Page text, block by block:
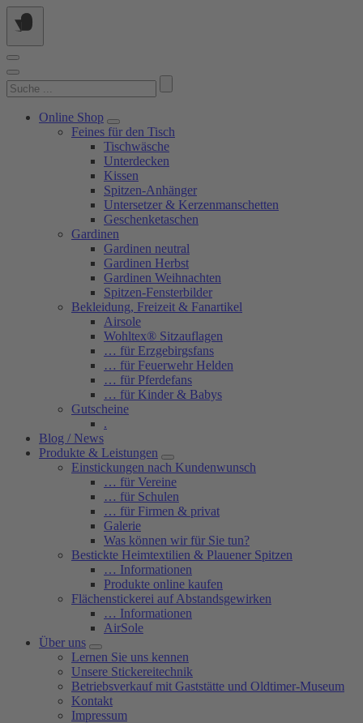
Springe
zum
Suchen
nach:
Online Shop
Feines für den Tisch
Tischwäsche
Unterdecken
Kissen
Spitzen-Anhänger
Untersetzer & Kerzenmanschetten
Geschenketaschen
Gardinen
Gardinen neutral
Gardinen Herbst
Gardinen Weihnachten
Spitzen-Fensterbilder
Bekleidung, Freizeit & Fanartikel
Airsole
Wohltex® Sitzauflagen
… für Erzgebirgsfans
… für Feuerwehr Helden
… für Pferdefans
… für Kinder & Babys
Gutscheine
.
Blog / News
Produkte & Leistungen
Einstickungen nach Kundenwunsch
… für Vereine
… für Schulen
… für Firmen & privat
Galerie
Was können wir für Sie tun?
Bestickte Heimtextilien & Plauener Spitzen
… Informationen
Produkte online kaufen
Flächenstickerei auf Abstandsgewirken
… Informationen
AirSole
Über uns
Lernen Sie uns kennen
Unsere Stickereitechnik
Betriebsverkauf mit Gaststätte und Oldtimer-Museum
Kontakt
Impressum